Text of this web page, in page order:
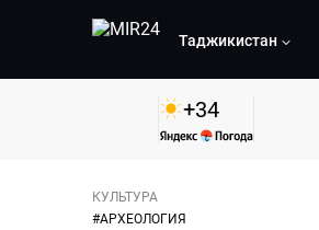
Таджикистан
+34
КУЛЬТУРА
#АРХЕОЛОГИЯ